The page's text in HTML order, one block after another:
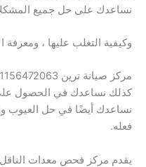
نساعدك على حل جميع
وكيفية التغلب عليها ، ومعرفة
مركز صيانة ترين 01156472063
كذلك نساعدك في الحصول
نساعدك أيضًا في حل العيوب
فعله.
يقدم مركز فحص معدات